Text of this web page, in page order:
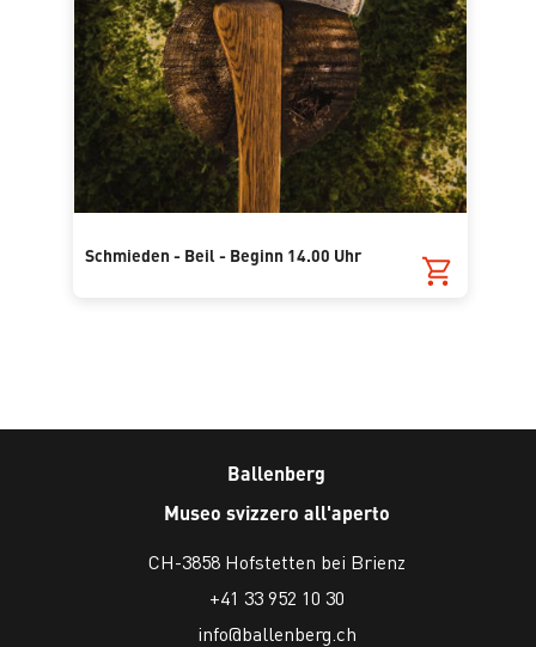
Schmieden - Beil - Beginn 14.00 Uhr
Ballenberg
Museo svizzero all'aperto
CH-3858 Hofstetten bei Brienz
+41 33 952 10 30
info@ballenberg.ch